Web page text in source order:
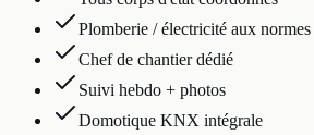
Plomberie / électricité aux normes
Chef de chantier dédié
Suivi hebdo + photos
Domotique KNX intégrale